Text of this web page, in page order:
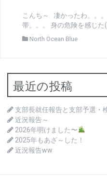
こんち～ 凄かったわ。。
帯。。。 身の危険を感じた
North Ocean Blue
最近の投稿
支部長就任報告と支部予選・
近況報告～
2026年明けました〜
2025年もあざ～した！
近況報告ww